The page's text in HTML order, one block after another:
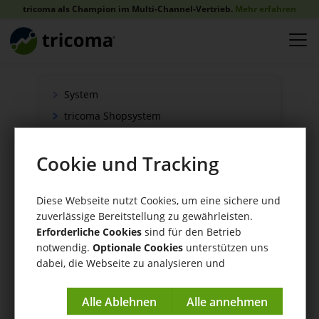
tricoma als Champion im Multi-Channel-Vertrieb. Mehr erfahren
System
tricoma Shopsystem
Verkauf
Zahlung
Versand
WaWi/CRM
CRM Tools
Cookie und Tracking
Diese Webseite nutzt Cookies, um eine sichere und
zuverlässige Bereitstellung zu gewährleisten.
Erforderliche Cookies sind für den Betrieb
notwendig. Optionale Cookies unterstützen uns
dabei, die Webseite zu analysieren und
Impressum| Datenschutzerklärung